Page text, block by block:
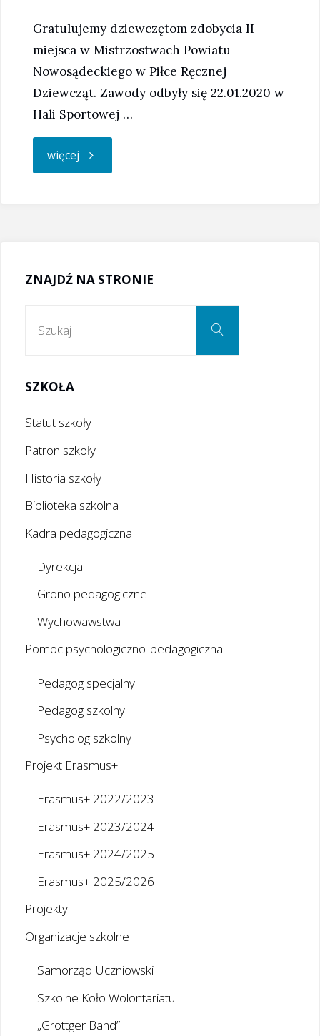
Gratulujemy dziewczętom zdobycia II
miejsca w Mistrzostwach Powiatu
Nowosądeckiego w Piłce Ręcznej
Dziewcząt. Zawody odbyły się 22.01.2020 w
Hali Sportowej …
więcej "Szczypiornistki
ZNAJDŹ NA STRONIE
Szukaj
SZKOŁA
Statut szkoły
Patron szkoły
Historia szkoły
Biblioteka szkolna
Kadra pedagogiczna
Dyrekcja
Grono pedagogiczne
Wychowawstwa
Pomoc psychologiczno-pedagogiczna
Pedagog specjalny
Pedagog szkolny
Psycholog szkolny
Projekt Erasmus+
Erasmus+ 2022/2023
Erasmus+ 2023/2024
Erasmus+ 2024/2025
Erasmus+ 2025/2026
Projekty
Organizacje szkolne
Samorząd Uczniowski
Szkolne Koło Wolontariatu
„Grottger Band”